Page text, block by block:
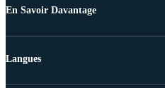
En Savoir Davantage
Langues